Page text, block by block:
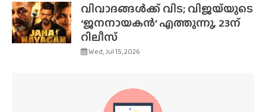
വിവാദങ്ങൾക്ക് വിട; വിജയ്‌യുടെ
‘ജനനായകൻ’ എത്തുന്നു, 23ന്
റിലീസ്
Wed, Jul 15, 2026